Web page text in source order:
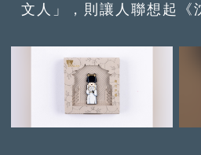
文人」，則讓人聯想起《